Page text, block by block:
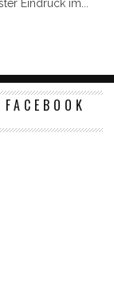
Eindruck im...